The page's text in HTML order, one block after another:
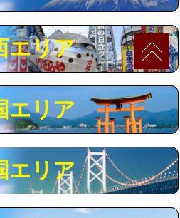
㎝超え） 38,500円
） 27,500円
16,500円
価格です。
エリア
エリア
エリア